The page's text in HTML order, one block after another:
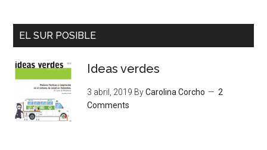
EL SUR POSIBLE
Ideas verdes
3 abril, 2019 ByCarolina Corcho
2
Comments